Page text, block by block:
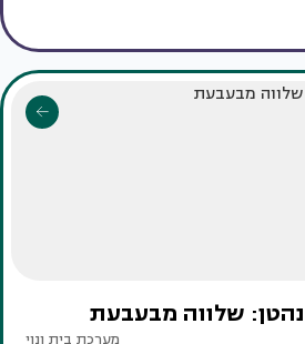
שלווה מבעבעת
מערכת בית ונוי